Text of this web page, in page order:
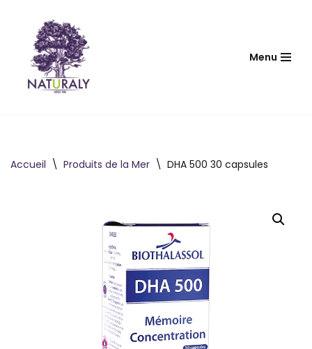
contenu
Menu
Accueil \ Produits de la Mer \ DHA 500 30 capsules